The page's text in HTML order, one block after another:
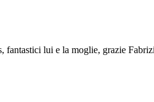
fantastici lui e la moglie, grazie